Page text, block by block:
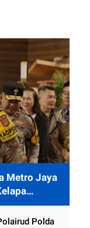
Metro Jaya
Polda